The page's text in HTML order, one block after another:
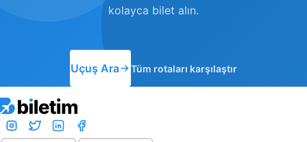
kolayca bilet alın.
Uçuş Ara Tüm rotaları karşılaştır